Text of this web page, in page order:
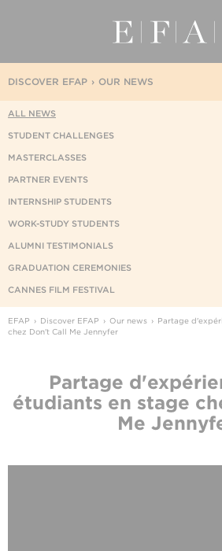
OUR NEWS
DISCOVER EFAP
ALL NEWS
STUDENT CHALLENGES
MASTERCLASSES
PARTNER EVENTS
INTERNSHIP STUDENTS
WORK-STUDY STUDENTS
ALUMNI TESTIMONIALS
GRADUATION CEREMONIES
CANNES FILM FESTIVAL
EFAP Discover EFAP Our news
Partage
chez Don't Call Me Jennyfer
Partage
étudiants en stage
Me